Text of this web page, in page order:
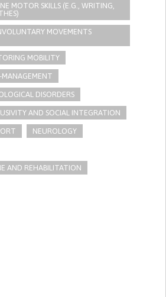
MOTOR SKILLS (E.G., WRITING,
MOVEMENTS
MOBILITY
MANAGEMENT
DISORDERS
AND SOCIAL INTEGRATION
NEUROLOGY
AND REHABILITATION